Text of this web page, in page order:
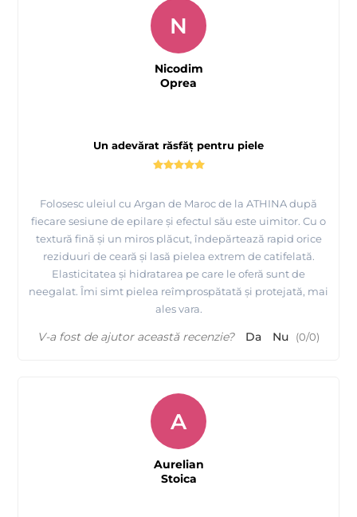
Un adevărat răsfăț pentru piele
Folosesc uleiul cu Argan de Maroc de la ATHINA după
fiecare sesiune de epilare și efectul său este uimitor. Cu o
textură fină și un miros plăcut, îndepărtează rapid orice
reziduuri de ceară și lasă pielea extrem de catifelată.
Elasticitatea și hidratarea pe care le oferă sunt de
neegalat. Îmi simt pielea reîmprospătată și protejată, mai
ales vara.
N
Nicodim
Oprea
V-a fost de ajutor această recenzie? Da Nu (0/0)
A
Aurelian
Stoica